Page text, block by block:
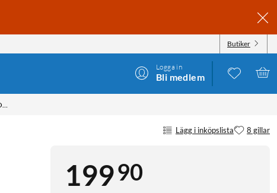
Butiker
Logga in
Bli medlem
LINOCELL ELITE EXTREME SKÄRMSKYDD FÖR IPHONE 16 PRO, 17 OCH 17 PRO
Lägg i inköpslista 8 gillar
19990